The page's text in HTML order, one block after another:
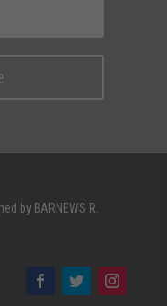
by BARNEWS R.